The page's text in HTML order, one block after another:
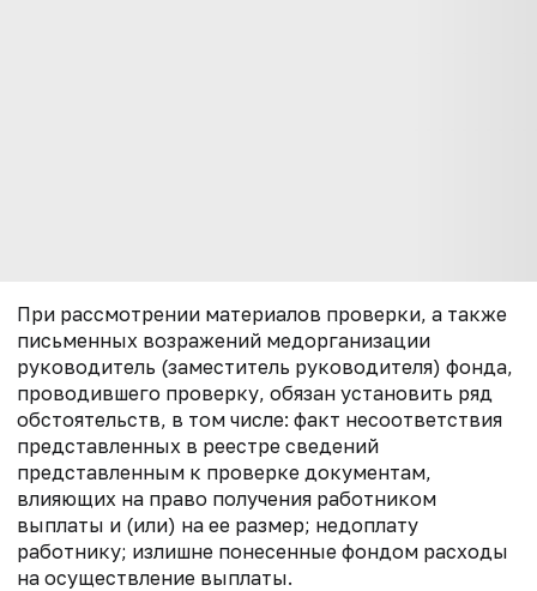
При рассмотрении материалов проверки, а также
письменных возражений медорганизации
руководитель (заместитель руководителя) фонда,
проводившего проверку, обязан установить ряд
обстоятельств, в том числе: факт несоответствия
представленных в реестре сведений
представленным к проверке документам,
влияющих на право получения работником
выплаты и (или) на ее размер; недоплату
работнику; излишне понесенные фондом расходы
на осуществление выплаты.